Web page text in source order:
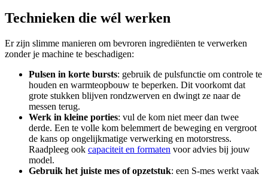
Technieken die wél werken
Er zijn slimme manieren om bevroren ingrediënten te verwerken
zonder je machine te beschadigen:
Pulsen in korte bursts: gebruik de pulsfunctie om controle te
houden en warmteopbouw te beperken. Dit voorkomt dat
grote stukken blijven rondzwerven en dwingt ze naar de
messen terug.
Werk in kleine porties: vul de kom niet meer dan twee
derde. Een te volle kom belemmert de beweging en vergroot
de kans op ongelijkmatige verwerking en motorstress.
Raadpleeg ook capaciteit en formaten voor advies bij jouw
model.
Gebruik het juiste mes of opzetstuk: een S-mes werkt vaak